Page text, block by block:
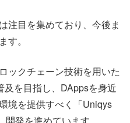
注目を集めており、今後ま
す。
ックチェーン技術を用いた
を目指し、DAppsを身近
境を提供すべく「Uniqys